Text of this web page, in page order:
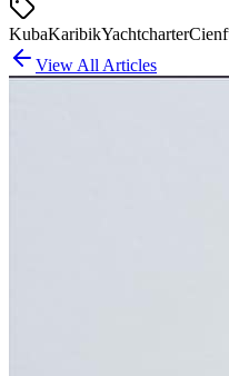
KubaKaribikYachtcharter
View All Articles